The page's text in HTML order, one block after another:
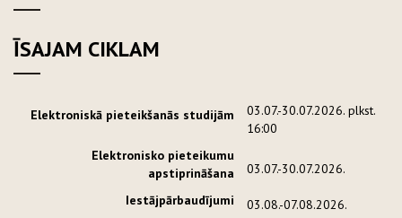
ĪSAJAM CIKLAM
Elektroniskā pieteikšanās studijām
03.07.-30.07.2026. plkst.
16:00
Elektronisko pieteikumu
apstiprināšana
03.07.-30.07.2026.
Iestājpārbaudījumi
03.08.-07.08.2026.